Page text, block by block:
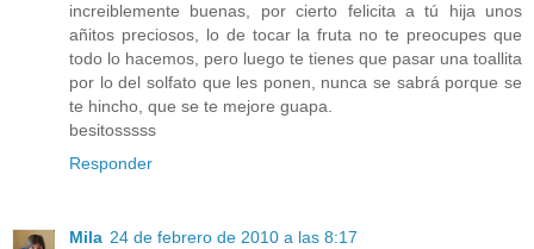
increiblemente buenas, por cierto felicita a tú hija unos
añitos preciosos, lo de tocar la fruta no te preocupes que
todo lo hacemos, pero luego te tienes que pasar una toallita
por lo del solfato que les ponen, nunca se sabrá porque se
te hincho, que se te mejore guapa.
besitosssss
Responder
Mila 24 de febrero de 2010 a las 8:17